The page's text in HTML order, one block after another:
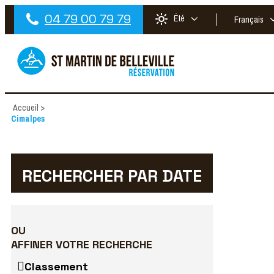
04 79 00 79 79 Été Français
Accueil >
Cimalpes
RECHERCHER PAR DATE
OU
AFFINER VOTRE RECHERCHE
Classement